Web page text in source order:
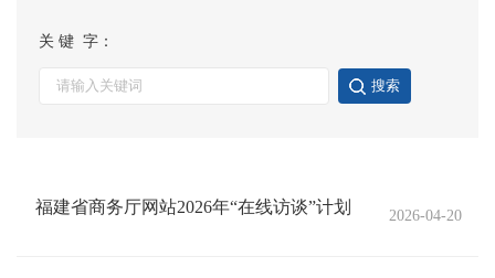
关 键 字：
搜索
福建省商务厅网站2026年“在线访谈”计划 2026-04-20